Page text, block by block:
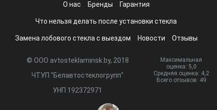
О нас Бренды Гарантия
Что нельзя делать после установки стекла
Замена лобового стекла с выездом Новости Отзывы
© ООО avtosteklaminsk.by, 2018
ЧТУП "Белавтостеклогрупп"
УНП 192372971
Максимальная
оценка: 5,0
Средняя оценка: 4,2
Всего отзывов: 49